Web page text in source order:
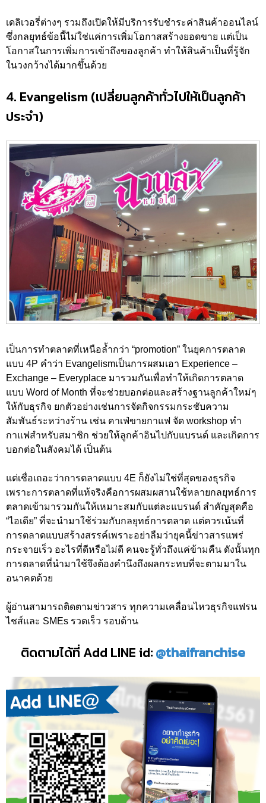
เดลิเวอรี่ต่างๆ รวมถึงเปิดให้มีบริการรับชำระค่าสินค้าออนไลน์
ซึ่งกลยุทธ์ข้อนี้ไม่ใช่แค่การเพิ่มโอกาสสร้างยอดขาย แต่เป็น
โอกาสในการเพิ่มการเข้าถึงของลูกค้า ทำให้สินค้าเป็นที่รู้จัก
ในวงกว้างได้มากขึ้นด้วย
4. Evangelism (เปลี่ยนลูกค้าทั่วไปให้เป็นลูกค้า
ประจำ)
เป็นการทำตลาดที่เหนือล้ำกว่า “promotion” ในยุคการตลาด
แบบ 4P คำว่า Evangelismเป็นการผสมเอา Experience –
Exchange – Everyplace มารวมกันเพื่อทำให้เกิดการตลาด
แบบ Word of Month ที่จะช่วยบอกต่อและสร้างฐานลูกค้าใหม่ๆ
ให้กับธุรกิจ ยกตัวอย่างเช่นการจัดกิจกรรมกระชับความ
สัมพันธ์ระหว่างร้าน เช่น คาเฟ่ขายกาแฟ จัด workshop ทำ
กาแฟสำหรับสมาชิก ช่วยให้ลูกค้าอินไปกับแบรนด์ และเกิดการ
บอกต่อในสังคมได้ เป็นต้น
แต่เชื่อเถอะว่าการตลาดแบบ 4E ก็ยังไม่ใช่ที่สุดของธุรกิจ
เพราะการตลาดที่แท้จริงคือการผสมผสานใช้หลายกลยุทธ์การ
ตลาดเข้ามารวมกันให้เหมาะสมกับแต่ละแบรนด์ สำคัญสุดคือ
“ไอเดีย” ที่จะนำมาใช้ร่วมกับกลยุทธ์การตลาด แต่ควรเน้นที่
การตลาดแบบสร้างสรรค์เพราะอย่าลืมว่ายุคนี้ข่าวสารแพร่
กระจายเร็ว อะไรที่ดีหรือไม่ดี คนจะรู้ทั่วถึงแค่ข้ามคืน ดังนั้นทุก
การตลาดที่นำมาใช้จึงต้องคำนึงถึงผลกระทบที่จะตามมาใน
อนาคตด้วย
ผู้อ่านสามารถติดตามข่าวสาร ทุกความเคลื่อนไหวธุรกิจแฟรน
ไชส์และ SMEs รวดเร็ว รอบด้าน
ติดตามได้ที่ Add LINE id:@thaifranchise